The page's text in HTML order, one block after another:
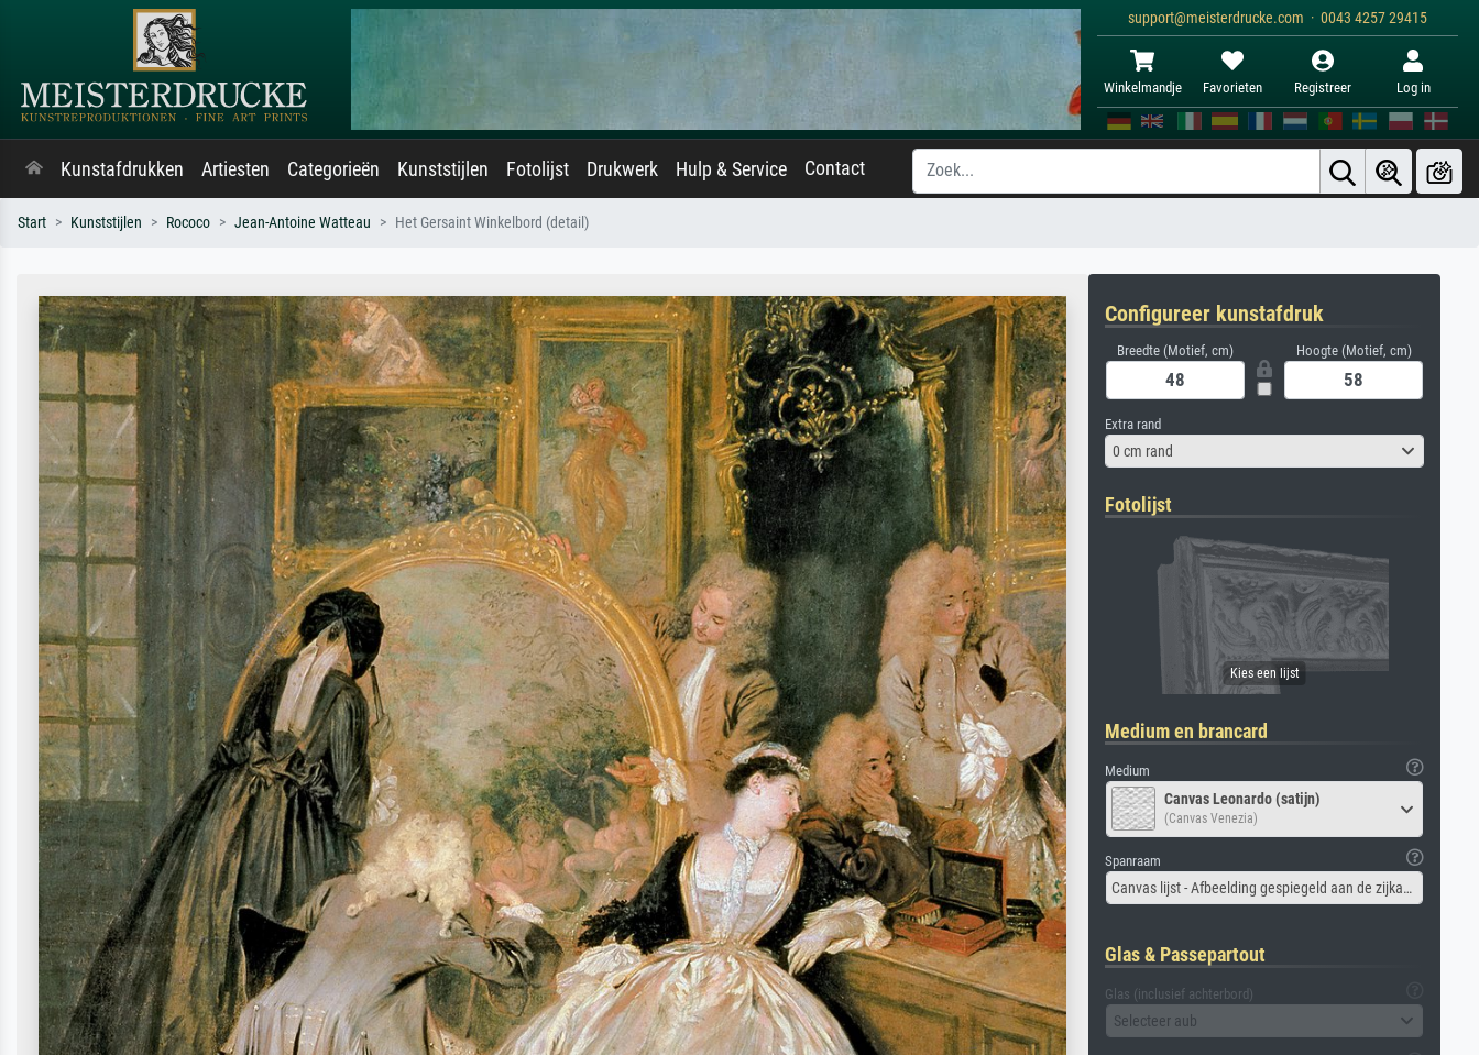
support@meisterdrucke.com · 0043 4257 29415
Winkelmandje Favorieten Registreer Log in
Kunstafdrukken Artiesten Categorieën Kunststijlen Fotolijst Drukwerk Hulp & Service Contact
Start Kunststijlen Rococo Jean-Antoine Watteau Het Gersaint Winkelbord (detail)
Configureer kunstafdruk
Breedte (Motief, cm) Hoogte (Motief, cm)
Extra rand
0 cm rand
Fotolijst
Medium en brancard
Medium
Canvas Leonardo (satijn)
(Canvas Venezia)
Spanraam
Canvas lijst - Afbeelding gespiegeld aan de zijkant
Glas & Passepartout
Glas (inclusief achterbord)
Selecteer aub